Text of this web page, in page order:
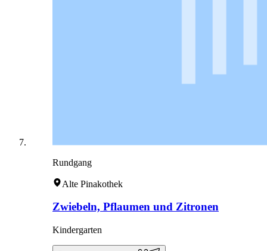
Rundgang
Alte Pinakothek
Zwiebeln, Pflaumen und Zitronen
Kindergarten